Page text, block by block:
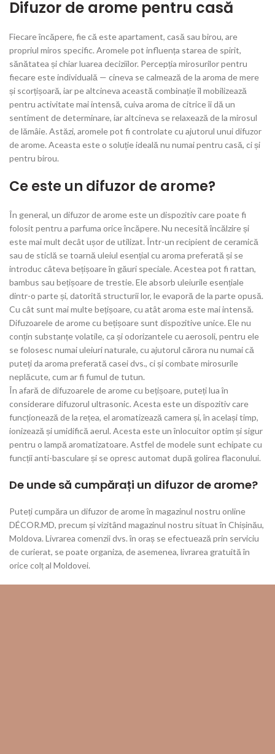
Difuzor de arome pentru casă
Fiecare încăpere, fie că este apartament, casă sau birou, are
propriul miros specific. Aromele pot influența starea de spirit,
sănătatea și chiar luarea deciziilor. Percepția mirosurilor pentru
fiecare este individuală — cineva se calmează de la aroma de mere
și scorțișoară, iar pe altcineva această combinație îl mobilizează
pentru activitate mai intensă, cuiva aroma de citrice îi dă un
sentiment de determinare, iar altcineva se relaxează de la mirosul
de lămâie. Astăzi, aromele pot fi controlate cu ajutorul unui difuzor
de arome. Aceasta este o soluție ideală nu numai pentru casă, ci și
pentru birou.
Ce este un difuzor de arome?
În general, un difuzor de arome este un dispozitiv care poate fi
folosit pentru a parfuma orice încăpere. Nu necesită încălzire și
este mai mult decât ușor de utilizat. Într-un recipient de ceramică
sau de sticlă se toarnă uleiul esențial cu aroma preferată și se
introduc câteva bețișoare în găuri speciale. Acestea pot fi rattan,
bambus sau bețișoare de trestie. Ele absorb uleiurile esențiale
dintr-o parte și, datorită structurii lor, le evaporă de la parte opusă.
Cu cât sunt mai multe bețișoare, cu atât aroma este mai intensă.
Difuzoarele de arome cu bețișoare sunt dispozitive unice. Ele nu
conțin substanțe volatile, ca și odorizantele cu aerosoli, pentru ele
se folosesc numai uleiuri naturale, cu ajutorul cărora nu numai că
puteți da aroma preferată casei dvs., ci și combate mirosurile
neplăcute, cum ar fi fumul de tutun.
În afară de difuzoarele de arome cu bețișoare, puteți lua în
considerare difuzorul ultrasonic. Acesta este un dispozitiv care
funcționează de la rețea, el aromatizează camera și, în același timp,
ionizează și umidifică aerul. Acesta este un înlocuitor optim și sigur
pentru o lampă aromatizatoare. Astfel de modele sunt echipate cu
funcții anti-basculare și se opresc automat după golirea flaconului.
De unde să cumpărați un difuzor de arome?
Puteți cumpăra un difuzor de arome în magazinul nostru online
DÉCOR.MD, precum și vizitând magazinul nostru situat în Chișinău,
Moldova. Livrarea comenzii dvs. în oraș se efectuează prin serviciu
de curierat, se poate organiza, de asemenea, livrarea gratuită în
orice colț al Moldovei.